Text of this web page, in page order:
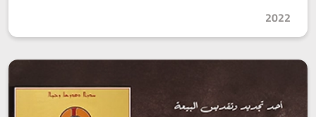
2022